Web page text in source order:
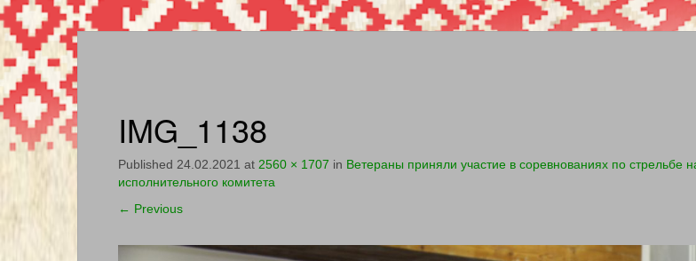
SKIP TO CONTENT
IMG_1138
Published 24.02.2021 at 2560 × 1707 in Ветераны приняли участие в соревнованиях по стрельбе
исполнительного комитета
← Previous